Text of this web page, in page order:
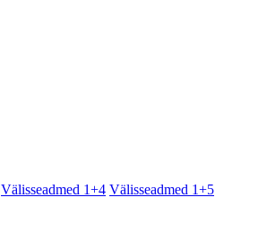
Välisseadmed 1+4 Välisseadmed 1+5